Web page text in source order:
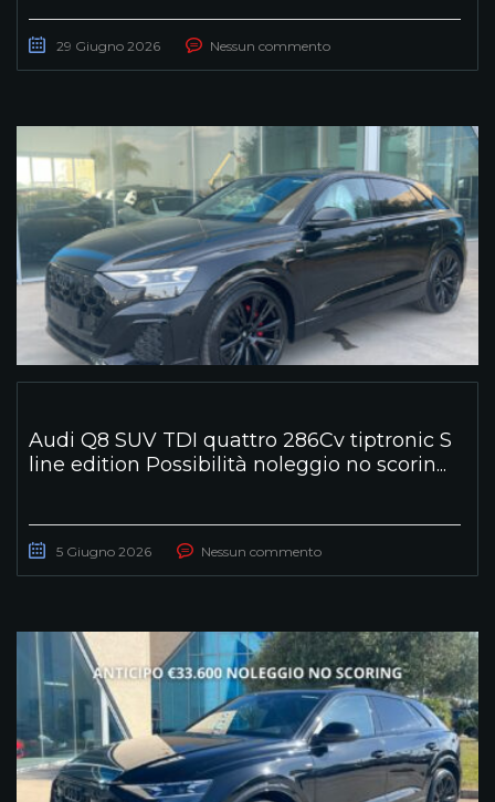
29 Giugno 2026 Nessun commento
Audi Q8 SUV TDI quattro 286Cv tiptronic S
line edition Possibilità noleggio no scorin...
5 Giugno 2026 Nessun commento